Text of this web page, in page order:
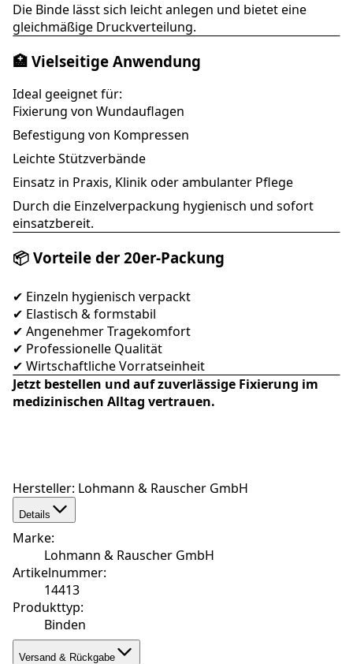
Die Binde lässt sich leicht anlegen und bietet eine
gleichmäßige Druckverteilung.
🏥 Vielseitige Anwendung
Ideal geeignet für:
Fixierung von Wundauflagen
Befestigung von Kompressen
Leichte Stützverbände
Einsatz in Praxis, Klinik oder ambulanter Pflege
Durch die Einzelverpackung hygienisch und sofort
einsatzbereit.
📦 Vorteile der 20er-Packung
✔ Einzeln hygienisch verpackt
✔ Elastisch & formstabil
✔ Angenehmer Tragekomfort
✔ Professionelle Qualität
✔ Wirtschaftliche Vorratseinheit
Jetzt bestellen und auf zuverlässige Fixierung im
medizinischen Alltag vertrauen.
Hersteller: Lohmann & Rauscher GmbH
Details
Marke:
Lohmann & Rauscher GmbH
Artikelnummer:
14413
Produkttyp:
Binden
Versand & Rückgabe